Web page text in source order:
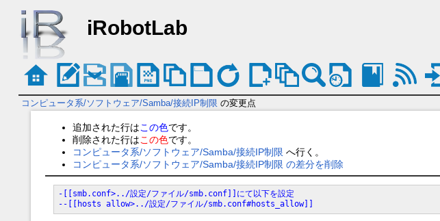
iRobotLab
コンピュータ系/ソフトウェア/Samba/接続IP制限 の変更点
追加された行はこの色です。
削除された行はこの色です。
コンピュータ系/ソフトウェア/Samba/接続IP制限 へ行く。
コンピュータ系/ソフトウェア/Samba/接続IP制限 の差分を削除
-[[smb.conf>../設定/ファイル/smb.conf]]にて以下を設定
--[[hosts allow>../設定/ファイル/smb.conf#hosts_allow]]